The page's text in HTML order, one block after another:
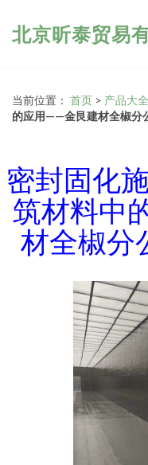
北京昕泰贸易
当前位置： 首页 > 产品大全
的应用——金艮建材全椒分
密封固化
筑材料中
材全椒分